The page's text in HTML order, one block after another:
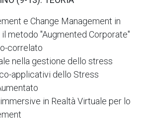
e Change Management in
il metodo "Augmented Corporate"
correlato
nella gestione dello stress
applicativi dello Stress
in Realtà Virtuale per lo